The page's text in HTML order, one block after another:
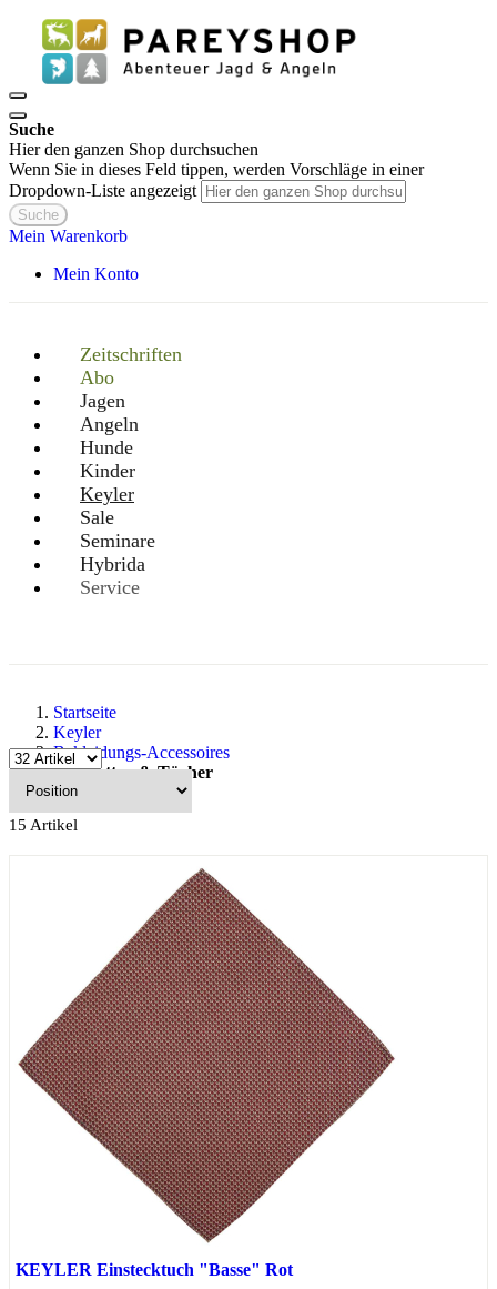
Suche
Hier den ganzen Shop durchsuchen
Wenn Sie in dieses Feld tippen, werden Vorschläge in einer
Dropdown-Liste angezeigt
Suche
Mein Warenkorb
Mein Konto
Zeitschriften
Abo
Jagen
Angeln
Hunde
Kinder
Keyler
Sale
Seminare
Hybrida
Service
Startseite
Keyler
Bekleidungs-Accessoires
Krawatten & Tücher
15 Artikel
KEYLER Einstecktuch "Basse" Rot